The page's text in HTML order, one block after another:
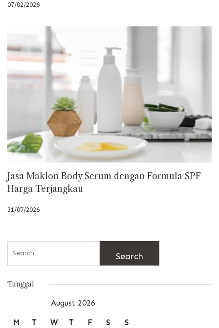
07/02/2026
Jasa Maklon Body Serum dengan Formula SPF
Harga Terjangkau
31/07/2026
Tanggal
August 2026
M T W T F S S